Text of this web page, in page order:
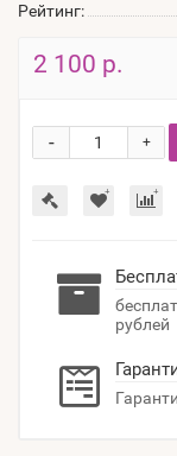
Рейтинг:
2 100 р.
+
-
рублей